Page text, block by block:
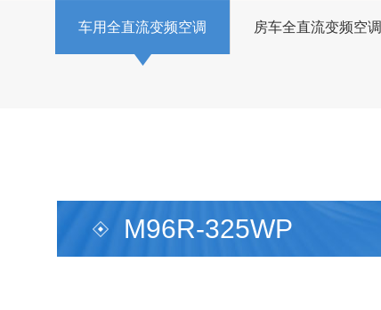
车用全直流变频空调 房车全直流变频空调
M96R-325WP